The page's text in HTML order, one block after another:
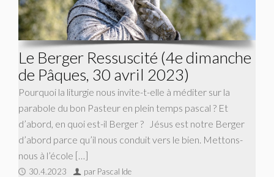
Le Berger Ressuscité (4e dimanche
de Pâques, 30 avril 2023)
Pourquoi la liturgie nous invite-t-elle à méditer sur la
parabole du bon Pasteur en plein temps pascal ? Et
d’abord, en quoi est-il Berger ? Jésus est notre Berger
d’abord parce qu’il nous conduit vers le bien. Mettons-
nous à l’école […]
30.4.2023 par Pascal Ide